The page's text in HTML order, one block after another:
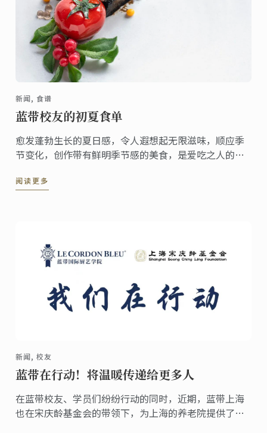
新闻, 食谱
蓝带校友的初夏食单
愈发蓬勃生长的夏日感，令人遐想起无限滋味，顺应季
节变化，创作带有鲜明季节感的美食，是爱吃之人的一
创意，为你的时令菜单带去风味活力！
阅读更多
新闻, 校友
蓝带在行动！将温暖传递给更多人
在蓝带校友、学员们纷纷行动的同时，近期，蓝带上海
也在宋庆龄基金会的带领下，为上海的养老院提供了爱